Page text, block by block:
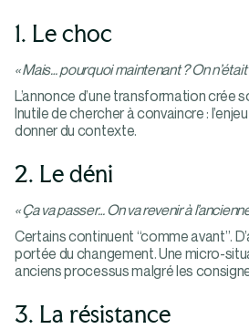
1. Le choc
« Mais… pourquoi maintenant ? On
L’annonce d’une transformation crée
Inutile de chercher à convaincre :
donner du contexte.
2. Le déni
« Ça va passer… On va revenir à
Certains continuent “comme avant”.
portée du changement. Une micro-
anciens processus malgré les
3. La résistance